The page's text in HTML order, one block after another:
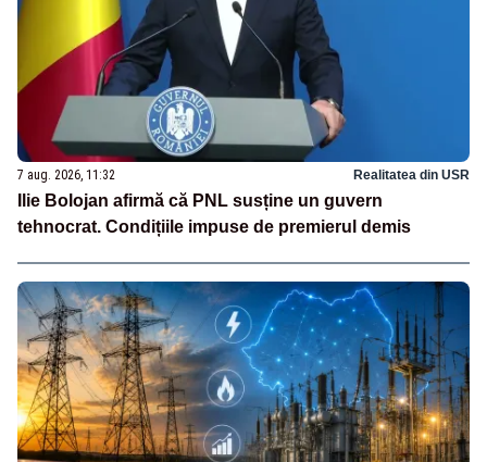
7 aug. 2026, 11:32 Realitatea din USR
Ilie Bolojan afirmă că PNL susține un guvern
tehnocrat. Condițiile impuse de premierul demis